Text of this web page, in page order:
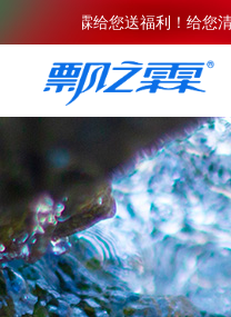
炎！飘之霖给您送福利！给您